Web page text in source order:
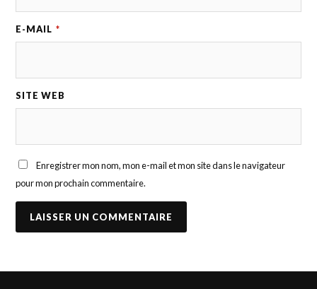
E-MAIL *
SITE WEB
Enregistrer mon nom, mon e-mail et mon site dans le navigateur
pour mon prochain commentaire.